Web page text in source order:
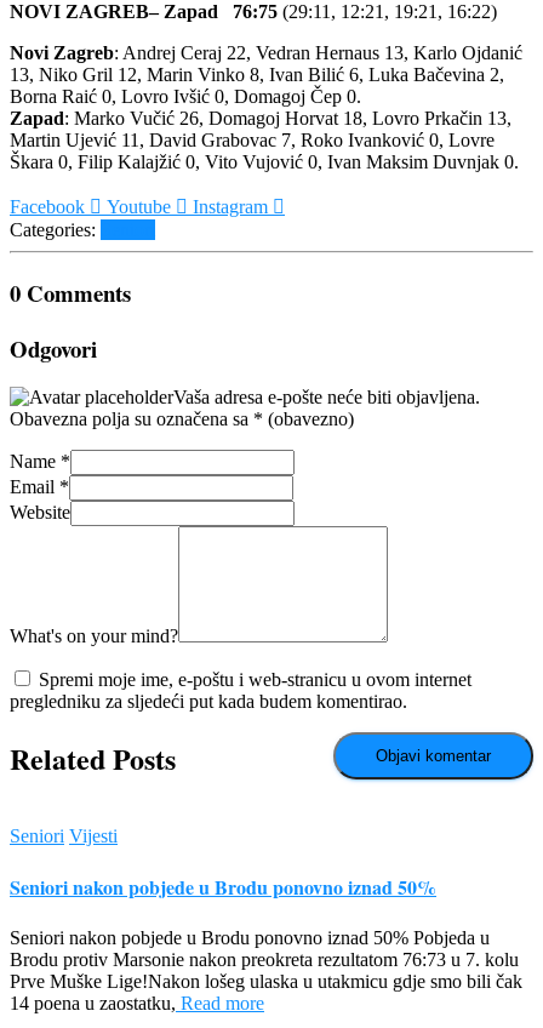
NOVI ZAGREB– Zapad 76:75 (29:11, 12:21, 19:21, 16:22)
Novi Zagreb: Andrej Ceraj 22, Vedran Hernaus 13, Karlo Ojdanić
13, Niko Gril 12, Marin Vinko 8, Ivan Bilić 6, Luka Bačevina 2,
Borna Raić 0, Lovro Ivšić 0, Domagoj Čep 0.
Zapad: Marko Vučić 26, Domagoj Horvat 18, Lovro Prkačin 13,
Martin Ujević 11, David Grabovac 7, Roko Ivanković 0, Lovre
Škara 0, Filip Kalajžić 0, Vito Vujović 0, Ivan Maksim Duvnjak 0.
Facebook Youtube
Instagram
Categories:
0 Comments
Odgovori
Vaša adresa e-pošte neće biti objavljena.
Obavezna polja su označena sa * (obavezno)
Name *
Email *
Website
What's on your mind?
Spremi moje ime, e-poštu i web-stranicu u ovom internet
pregledniku za sljedeći put kada budem komentirao.
Related Posts
Seniori Vijesti
Seniori nakon pobjede u Brodu ponovno iznad 50%
Seniori nakon pobjede u Brodu ponovno iznad 50% Pobjeda u
Brodu protiv Marsonie nakon preokreta rezultatom 76:73 u 7. kolu
Prve Muške Lige!Nakon lošeg ulaska u utakmicu gdje smo bili čak
14 poena u zaostatku, Read more